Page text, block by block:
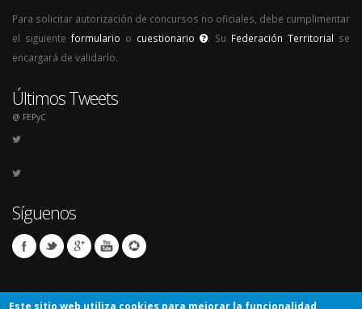
Para solicitar autorización de concursos no oficiales, debe cumplimentar
el siguiente formulario o cuestionario . Su Federación Territorial se
encargará de validarlo.
Últimos Tweets
@ FEPyC
Síguenos
Este sitio web utiliza cookies para mejorar la funcionalidad,